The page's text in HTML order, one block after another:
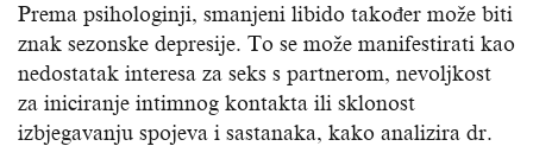
Prema psihologinji, smanjeni libido također može biti
znak sezonske depresije. To se može manifestirati kao
nedostatak interesa za seks s partnerom, nevoljkost
za iniciranje intimnog kontakta ili sklonost
izbjegavanju spojeva i sastanaka, kako analizira dr.